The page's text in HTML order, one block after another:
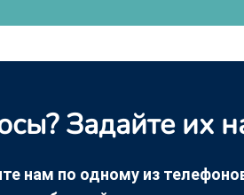
Задайте их
в ближайшее время и